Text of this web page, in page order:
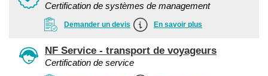
Certification de systèmes de management
Demander un devis En savoir plus
NF Service - transport de voyageurs
Certification de service